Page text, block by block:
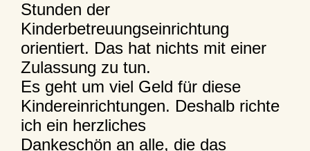
Stunden der
Kinderbetreuungseinrichtung
orientiert. Das hat nichts mit einer
Zulassung zu tun.
Es geht um viel Geld für diese
Kindereinrichtungen. Deshalb richte
ich ein herzliches
Dankeschön an alle, die das